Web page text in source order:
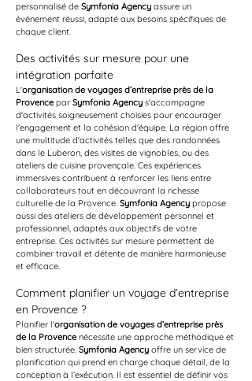
personnalisé de Symfonia Agency assure un
événement réussi, adapté aux besoins spécifiques de
chaque client.
Des activités sur mesure pour une
intégration parfaite
L'organisation de voyages d’entreprise près de la
Provence par Symfonia Agency s'accompagne
d'activités soigneusement choisies pour encourager
l'engagement et la cohésion d'équipe. La région offre
une multitude d'activités telles que des randonnées
dans le Luberon, des visites de vignobles, ou des
ateliers de cuisine provençale. Ces expériences
immersives contribuent à renforcer les liens entre
collaborateurs tout en découvrant la richesse
culturelle de la Provence. Symfonia Agency propose
aussi des ateliers de développement personnel et
professionnel, adaptés aux objectifs de votre
entreprise. Ces activités sur mesure permettent de
combiner travail et détente de manière harmonieuse
et efficace.
Comment planifier un voyage d’entreprise
en Provence ?
Planifier l'organisation de voyages d’entreprise près
de la Provence nécessite une approche méthodique et
bien structurée. Symfonia Agency offre un service de
planification qui prend en charge chaque détail, de la
conception à l’exécution. Il est essentiel de définir vos